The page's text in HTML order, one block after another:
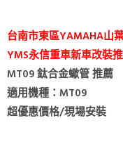
台南市東區YAMAHA山
YMS永信重車新車改裝
MT09 鈦合金蠍管 推薦
適用機種：MT09
超優惠價格/現場安裝